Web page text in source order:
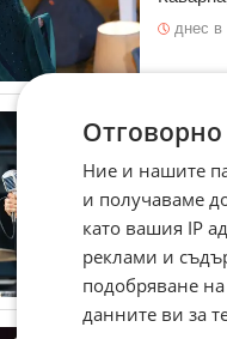
днес в
D2 и
След
Ние и нашите
и получаваме
като вашия IP
реклами и
подобряване на
данните ви за